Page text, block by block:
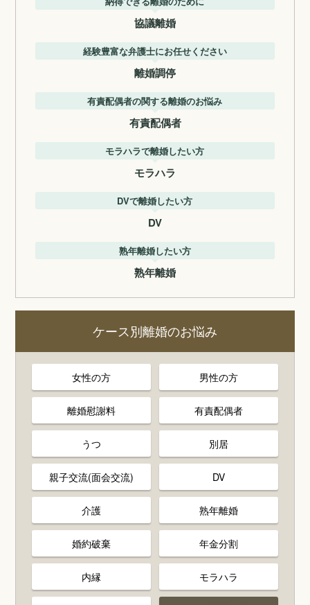
協議離婚
経験豊富な弁護士にお任せください
離婚調停
有責配偶者の関する離婚のお悩み
有責配偶者
モラハラで離婚したい方
モラハラ
DVで離婚したい方
DV
熟年離婚したい方
熟年離婚
ケース別離婚のお悩み
女性の方 男性の方
離婚慰謝料 有責配偶者
うつ 別居
親子交流(面会交流) DV
介護 熟年離婚
婚約破棄 年金分割
内縁 モラハラ